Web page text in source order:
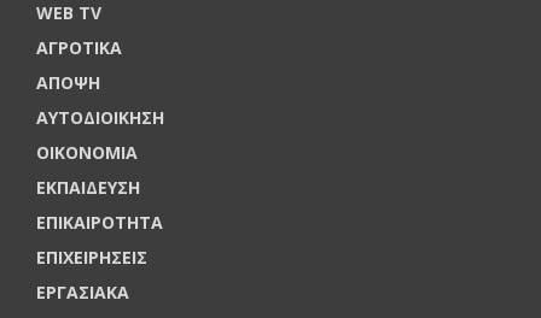
WEB TV
ΑΓΡΟΤΙΚΑ
ΑΠΟΨΗ
ΑΥΤΟΔΙΟΙΚΗΣΗ
ΟΙΚΟΝΟΜΙΑ
ΕΚΠΑΙΔΕΥΣΗ
ΕΠΙΚΑΙΡΟΤΗΤΑ
ΕΠΙΧΕΙΡΗΣΕΙΣ
ΕΡΓΑΣΙΑΚΑ